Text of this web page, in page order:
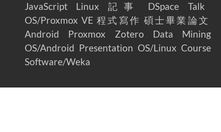
JavaScript
Linux 記事 DSpace
Talk
OS/Proxmox VE 程式寫作 碩士畢業論文
Android
Proxmox Zotero
Data Mining
OS/Android Presentation OS/Linux Course
Software/Weka